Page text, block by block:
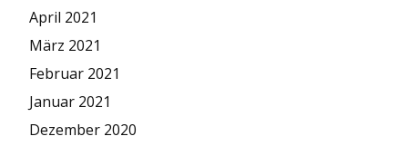
April 2021
März 2021
Februar 2021
Januar 2021
Dezember 2020